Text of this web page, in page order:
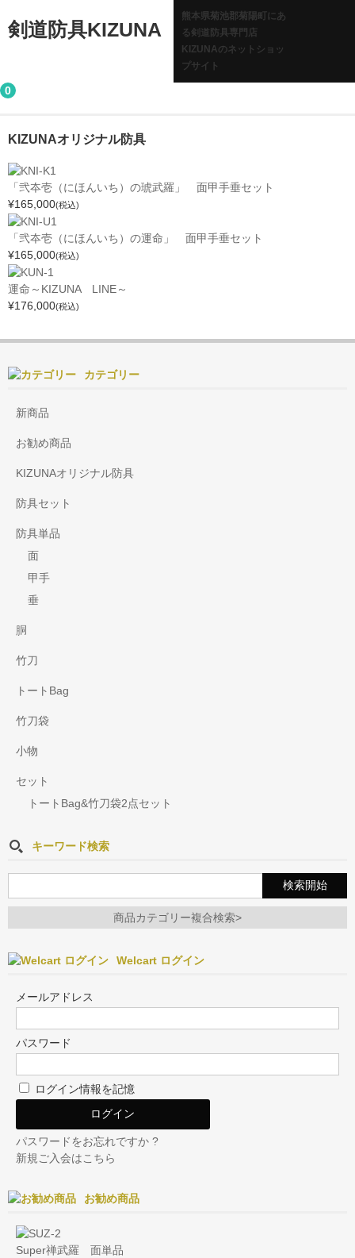
剣道防具KIZUNA
熊本県菊池郡菊陽町にあ
る剣道防具専門店
KIZUNAのネットショッ
プサイト
0
KIZUNAオリジナル防具
「弐夲壱（にほんいち）の琥武羅」 面甲手垂セット
¥165,000(税込)
「弐夲壱（にほんいち）の運命」 面甲手垂セット
¥165,000(税込)
運命～KIZUNA LINE～
¥176,000(税込)
カテゴリー
新商品
お勧め商品
KIZUNAオリジナル防具
防具セット
防具単品
面
甲手
垂
胴
竹刀
トートBag
竹刀袋
小物
セット
トートBag&竹刀袋2点セット
キーワード検索
商品カテゴリー複合検索>
Welcart ログイン
メールアドレス
パスワード
ログイン情報を記憶
パスワードをお忘れですか ?
新規ご入会はこちら
お勧め商品
Super禅武羅 面単品